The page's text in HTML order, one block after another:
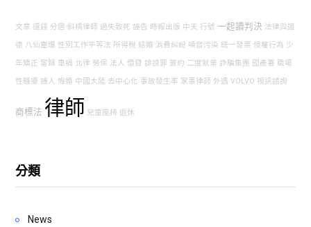
文章 還錢 分居 斜槓律師 過失致死 誣告 時報出版 中天 行號 一起讀判決 法律與道
德 八仙塵爆 性別工作平等法 所得稅 結婚 消費糾紛 噪音污染 統一發票 侵權行為 少
年矯正 當歸 車禍 北律 勞保 法人 借貸 誹謗罪 簽約 二度就業 詐騙集團 國產署 職場
性騷擾 擄人 悔婚 中國大陸 去中心化 事故發生率 家事律師 外遇 VOLVO 視訊諮詢
商標法 律師 兒童座椅 退休
分類
News